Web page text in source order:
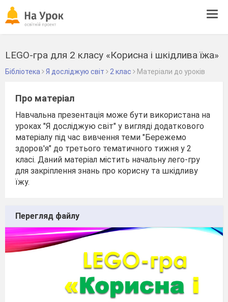
LEGO-гра для 2 класу «Корисна і шкідлива їжа»
Бібліотека Я досліджую світ 2 клас Матеріали до уроків
Про матеріал
Навчальна презентація може бути використана на
уроках "Я досліджую світ" у вигляді додаткового
матеріалу під час вивчення теми "Бережемо
здоров'я" до третього тематичного тижня у 2
класі. Даний матеріал містить начальну лего-гру
для закріплення знань про корисну та шкідливу
їжу.
Перегляд файлу